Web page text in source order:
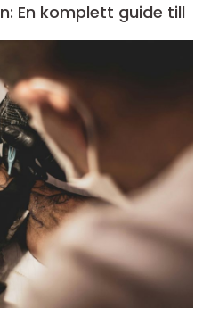
En komplett guide till